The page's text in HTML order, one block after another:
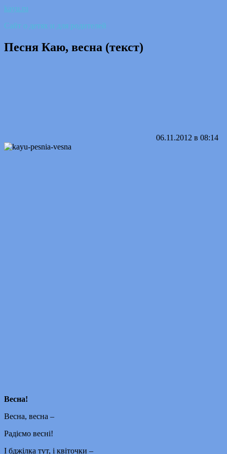
kayu.ru
Сайт о детях и для родителей
Песня Каю, весна (текст)
06.11.2012 в 08:14
Весна!
Весна, весна –
Радіємо весні!
І бджілка тут, і квіточки –